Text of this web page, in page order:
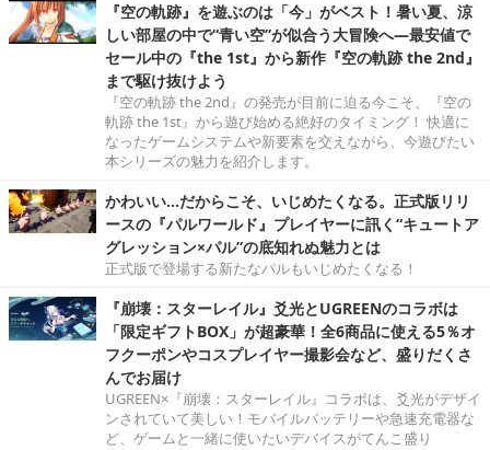
『空の軌跡』を遊ぶのは「今」がベスト！暑い夏、涼
しい部屋の中で“青い空”が似合う大冒険へ―最安値で
セール中の『the 1st』から新作『空の軌跡 the 2nd』
まで駆け抜けよう
『空の軌跡 the 2nd』の発売が目前に迫る今こそ、『空の
軌跡 the 1st』から遊び始める絶好のタイミング！ 快適に
なったゲームシステムや新要素を交えながら、今遊びたい
本シリーズの魅力を紹介します。
かわいい…だからこそ、いじめたくなる。正式版リリ
ースの『パルワールド』プレイヤーに訊く“キュートア
グレッション×パル”の底知れぬ魅力とは
正式版で登場する新たなパルもいじめたくなる！
『崩壊：スターレイル』爻光とUGREENのコラボは
「限定ギフトBOX」が超豪華！全6商品に使える5％オ
フクーポンやコスプレイヤー撮影会など、盛りだくさ
んでお届け
UGREEN×『崩壊：スターレイル』コラボは、爻光がデザイ
ンされていて美しい！モバイルバッテリーや急速充電器な
ど、ゲームと一緒に使いたいデバイスがてんこ盛り